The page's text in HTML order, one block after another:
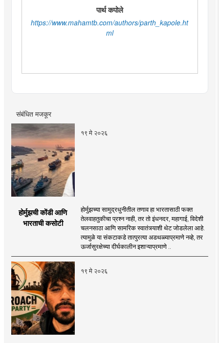
पार्थ कपोले
https://www.mahamtb.com/authors/parth_kapole.ht
ml
संबंधित मजकूर
१९ मे २०२६
होर्मुझची कोंडी आणि
भारताची कसोटी
होर्मुझच्या सामुद्रधुनीतील तणाव हा भारतासाठी फक्त
तेलवाहतुकीचा प्रश्न नाही, तर तो इंधनदर, महागाई, विदेशी
चलनसाठा आणि सामरिक स्वातंत्र्याशी थेट जोडलेला आहे.
त्यामुळे या संकटाकडे तात्पुरत्या अडथळ्याप्रमाणे नव्हे, तर
ऊर्जासुरक्षेच्या दीर्घकालीन इशाऱ्याप्रमाणे ..
१९ मे २०२६